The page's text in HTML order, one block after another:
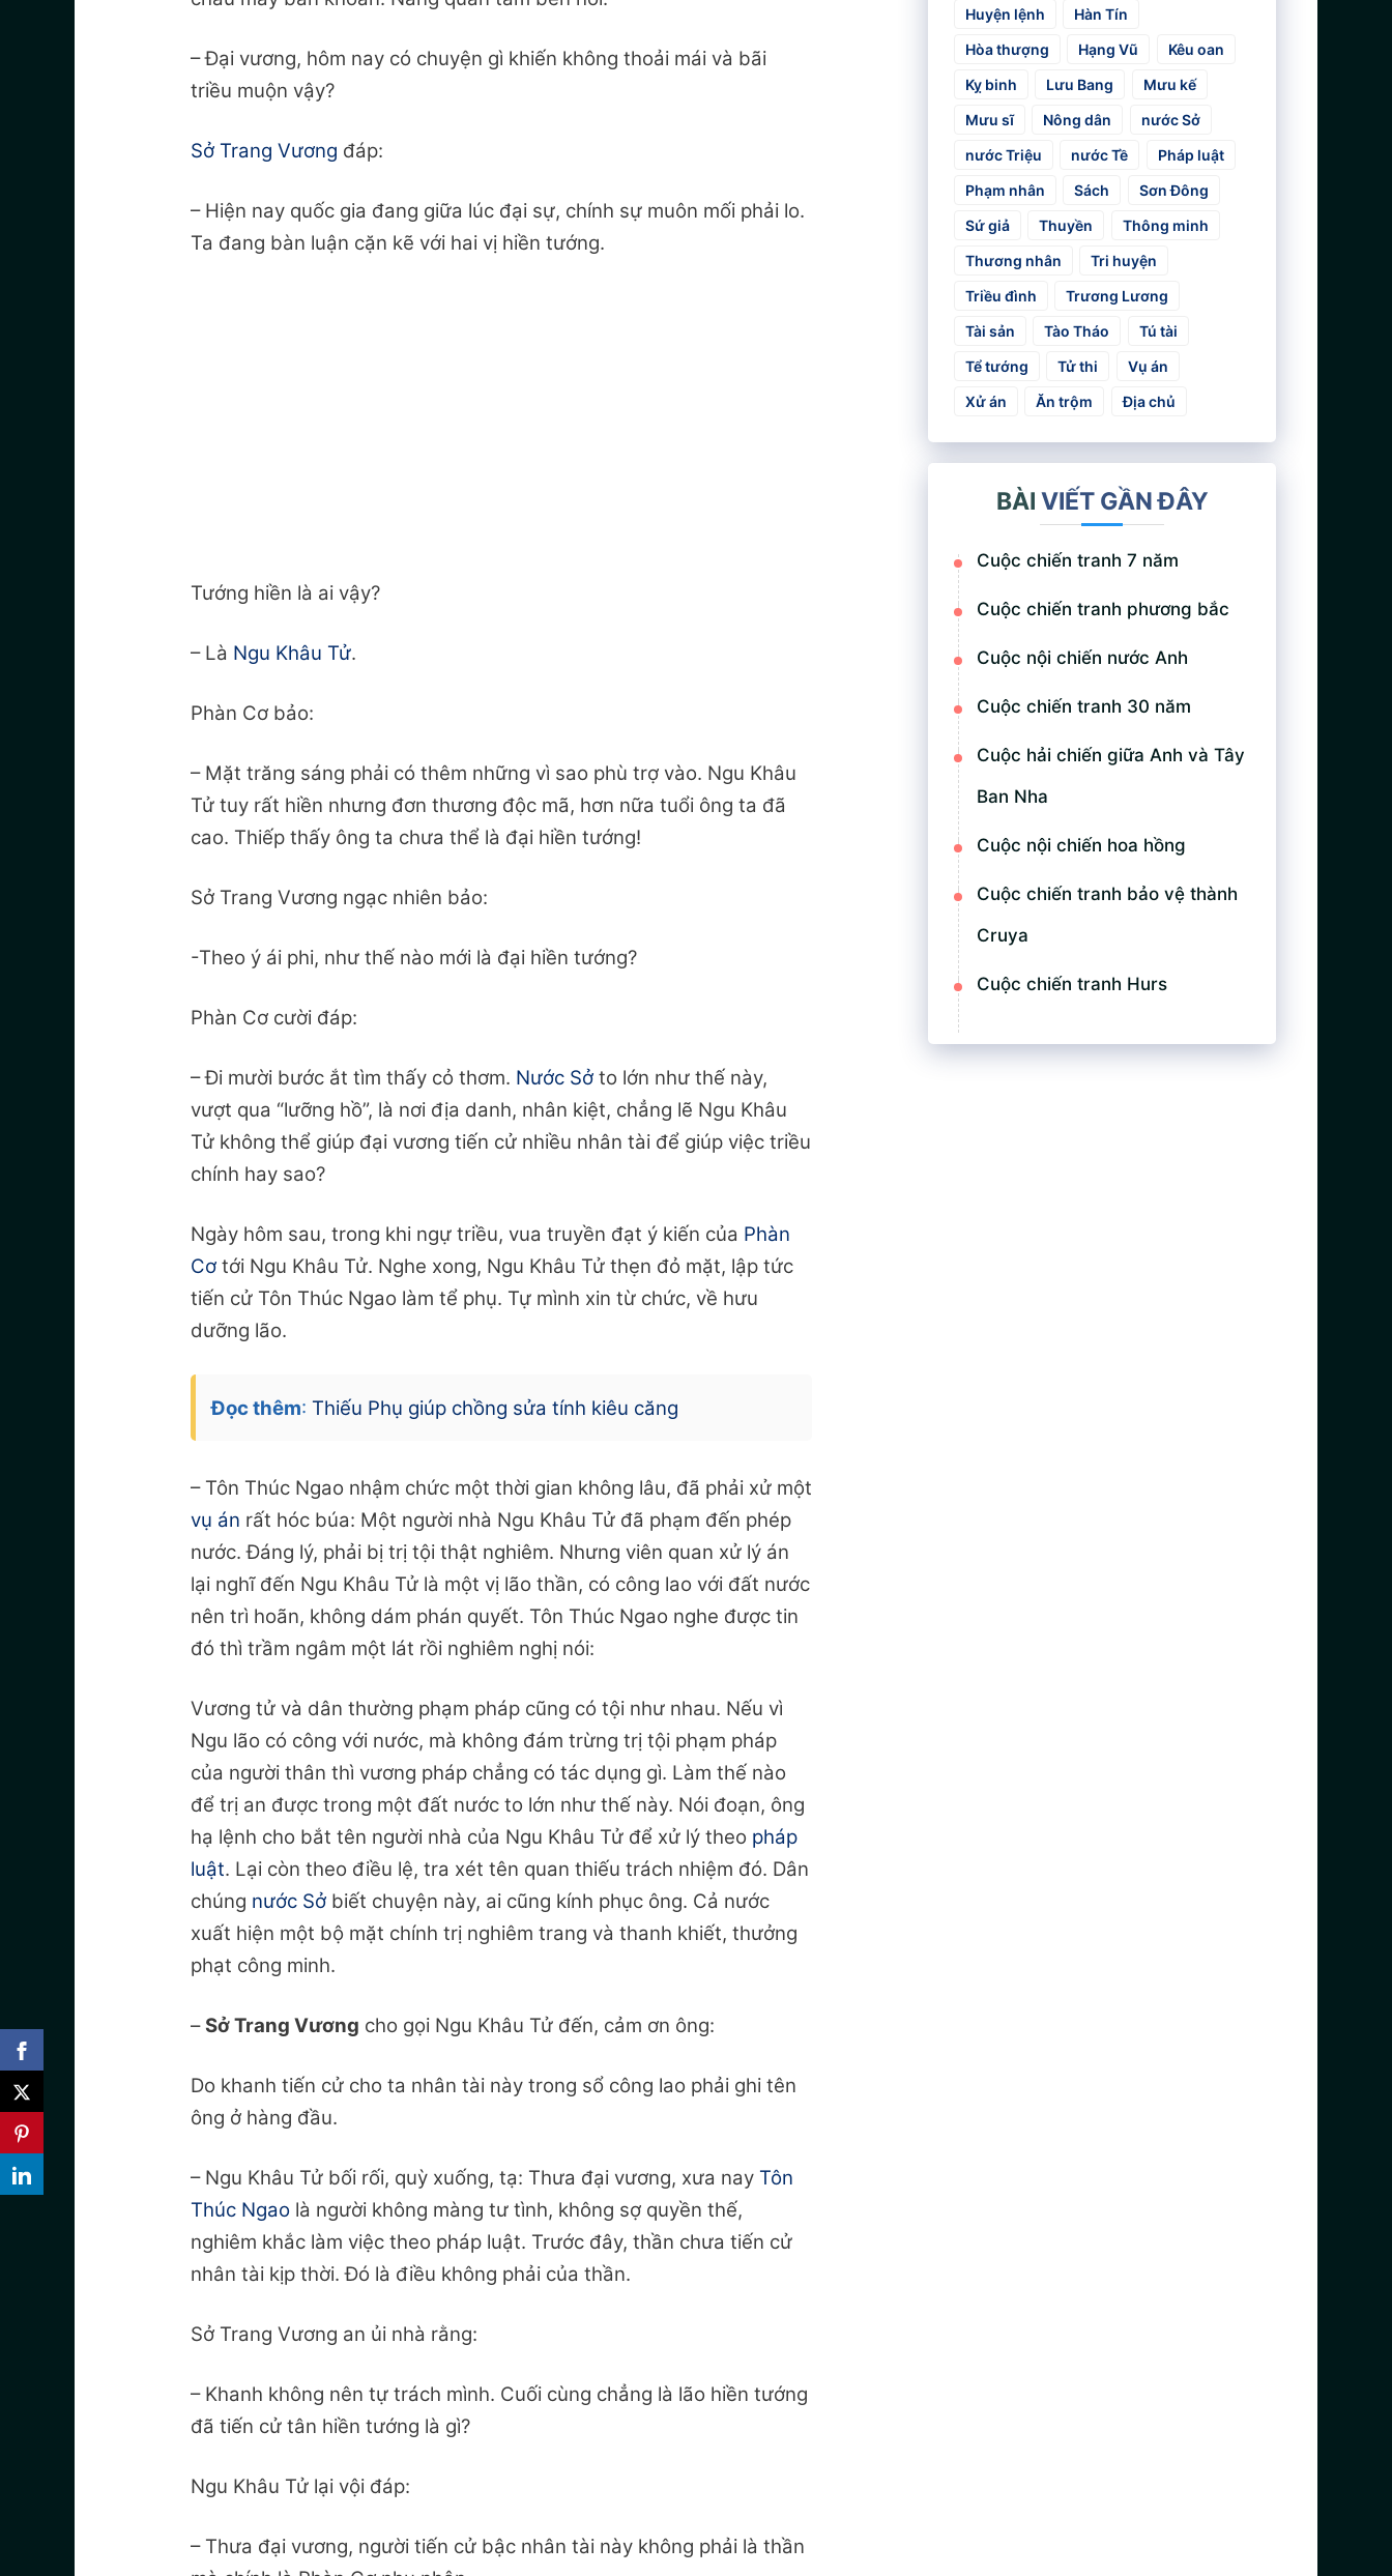
– Đại vương, hôm nay có chuyện gì khiến không thoải mái và bãi
triều muộn vậy?
Sở Trang Vương đáp:
– Hiện nay quốc gia đang giữa lúc đại sự, chính sự muôn mối phải lo.
Ta đang bàn luận cặn kẽ với hai vị hiền tướng.
Tướng hiền là ai vậy?
– Là Ngu Khâu Tử.
Phàn Cơ bảo:
– Mặt trăng sáng phải có thêm những vì sao phù trợ vào. Ngu Khâu
Tử tuy rất hiền nhưng đơn thương độc mã, hơn nữa tuổi ông ta đã
cao. Thiếp thấy ông ta chưa thể là đại hiền tướng!
Sở Trang Vương ngạc nhiên bảo:
-Theo ý ái phi, như thế nào mới là đại hiền tướng?
Phàn Cơ cười đáp:
– Đi mười bước ắt tìm thấy cỏ thơm. Nước Sở to lớn như thế này,
vượt qua “lưỡng hồ”, là nơi địa danh, nhân kiệt, chẳng lẽ Ngu Khâu
Tử không thể giúp đại vương tiến cử nhiều nhân tài để giúp việc triều
chính hay sao?
Ngày hôm sau, trong khi ngự triều, vua truyền đạt ý kiến của Phàn
Cơ tới Ngu Khâu Tử. Nghe xong, Ngu Khâu Tử thẹn đỏ mặt, lập tức
tiến cử Tôn Thúc Ngao làm tể phụ. Tự mình xin từ chức, về hưu
dưỡng lão.
Đọc thêm: Thiếu Phụ giúp chồng sửa tính kiêu căng
– Tôn Thúc Ngao nhậm chức một thời gian không lâu, đã phải xử một
vụ án rất hóc búa: Một người nhà Ngu Khâu Tử đã phạm đến phép
nước. Đáng lý, phải bị trị tội thật nghiêm. Nhưng viên quan xử lý án
lại nghĩ đến Ngu Khâu Tử là một vị lão thần, có công lao với đất nước
nên trì hoãn, không dám phán quyết. Tôn Thúc Ngao nghe được tin
đó thì trầm ngâm một lát rồi nghiêm nghị nói:
Vương tử và dân thường phạm pháp cũng có tội như nhau. Nếu vì
Ngu lão có công với nước, mà không đám trừng trị tội phạm pháp
của người thân thì vương pháp chẳng có tác dụng gì. Làm thế nào
để trị an được trong một đất nước to lớn như thế này. Nói đoạn, ông
hạ lệnh cho bắt tên người nhà của Ngu Khâu Tử để xử lý theo pháp
luật. Lại còn theo điều lệ, tra xét tên quan thiếu trách nhiệm đó. Dân
chúng nước Sở biết chuyện này, ai cũng kính phục ông. Cả nước
xuất hiện một bộ mặt chính trị nghiêm trang và thanh khiết, thưởng
phạt công minh.
– Sở Trang Vương cho gọi Ngu Khâu Tử đến, cảm ơn ông:
Do khanh tiến cử cho ta nhân tài này trong sổ công lao phải ghi tên
ông ở hàng đầu.
– Ngu Khâu Tử bối rối, quỳ xuống, tạ: Thưa đại vương, xưa nay Tôn
Thúc Ngao là người không màng tư tình, không sợ quyền thế,
nghiêm khắc làm việc theo pháp luật. Trước đây, thần chưa tiến cử
nhân tài kịp thời. Đó là điều không phải của thần.
Sở Trang Vương an ủi nhà rằng:
– Khanh không nên tự trách mình. Cuối cùng chẳng là lão hiền tướng
đã tiến cử tân hiền tướng là gì?
Ngu Khâu Tử lại vội đáp:
– Thưa đại vương, người tiến cử bậc nhân tài này không phải là thần
Huyện lệnh
Hàn Tín
Hòa thượng
Hạng Vũ
Kêu oan
Kỵ binh
Lưu Bang
Mưu kế
Mưu sĩ
Nông dân
nước Sở
nước Triệu
nước Tề
Pháp luật
Phạm nhân
Sách
Sơn Đông
Sứ giả
Thuyền
Thông minh
Thương nhân
Tri huyện
Triều đình
Trương Lương
Tài sản
Tào Tháo
Tú tài
Tể tướng
Tử thi
Vụ án
Xử án
Ăn trộm Địa chủ
BÀI VIẾT GẦN ĐÂY
Cuộc chiến tranh 7 năm
Cuộc chiến tranh phương bắc
Cuộc nội chiến nước Anh
Cuộc chiến tranh 30 năm
Cuộc hải chiến giữa Anh và Tây
Ban Nha
Cuộc nội chiến hoa hồng
Cuộc chiến tranh bảo vệ thành
Cruya
Cuộc chiến tranh Hurs